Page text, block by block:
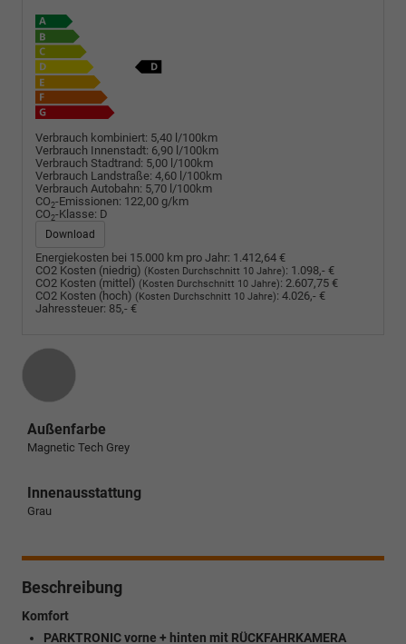
Verbrauch kombiniert: 5,40 l/100km
Verbrauch Innenstadt: 6,90 l/100km
Verbrauch Stadtrand: 5,00 l/100km
Verbrauch Landstraße: 4,60 l/100km
Verbrauch Autobahn: 5,70 l/100km
CO2-Emissionen: 122,00 g/km
CO2-Klasse: D
Download
Energiekosten bei 15.000 km pro Jahr: 1.412,64 €
CO2 Kosten (niedrig) (Kosten Durchschnitt 10 Jahre): 1.098,- €
CO2 Kosten (mittel) (Kosten Durchschnitt 10 Jahre): 2.607,75 €
CO2 Kosten (hoch) (Kosten Durchschnitt 10 Jahre): 4.026,- €
Jahressteuer: 85,- €
Außenfarbe
Magnetic Tech Grey
Innenausstattung
Grau
Beschreibung
Komfort
PARKTRONIC vorne + hinten mit RÜCKFAHRKAMERA